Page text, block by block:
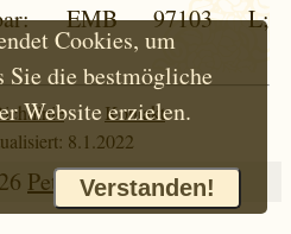
EMB 97103 L;
Kontakt
8.1.2022
Petr Hloušek
Cookies, um
Sie die bestmögliche
Website erzielen.
Verstanden!